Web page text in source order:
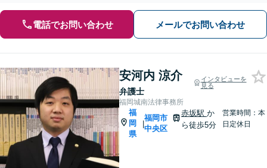
電話でお問い合わせ メールでお問い合わせ
安河内 涼介
弁護士
インタビューを
見る
福岡城南法律事務所
福
岡
県
|
福岡市
中央区
赤坂駅 か
ら徒歩5分
営業時間：本
日定休日